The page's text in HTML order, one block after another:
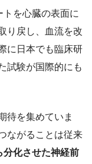
を心臓の表面に
り戻し、血流を改
に日本でも臨床研
試験が国際的にも
待を集めていま
ながることは従来
分化させた神経前